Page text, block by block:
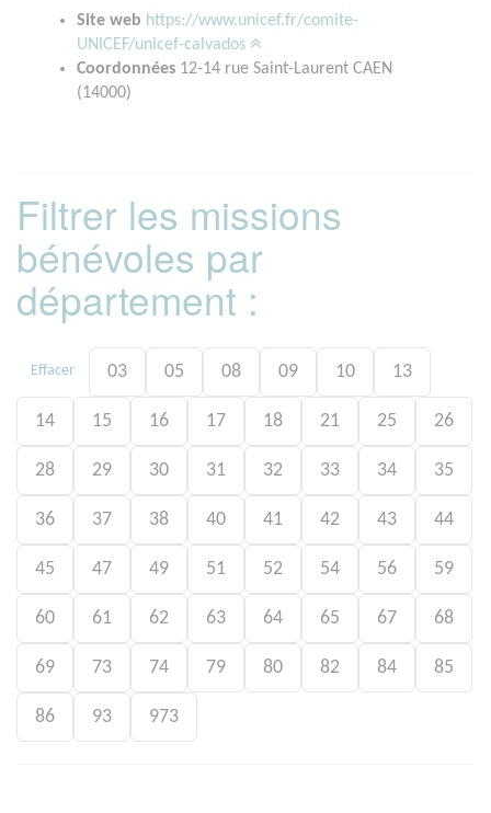
Site web https://www.unicef.fr/comite-
UNICEF/unicef-calvados
Coordonnées 12-14 rue Saint-Laurent CAEN
(14000)
Filtrer les missions
bénévoles par
département :
Effacer 03 05 08 09 10 13
14 15 16 17 18 21 25 26
28 29 30 31 32 33 34 35
36 37 38 40 41 42 43 44
45 47 49 51 52 54 56 59
60 61 62 63 64 65 67 68
69 73 74 79 80 82 84 85
86 93 973